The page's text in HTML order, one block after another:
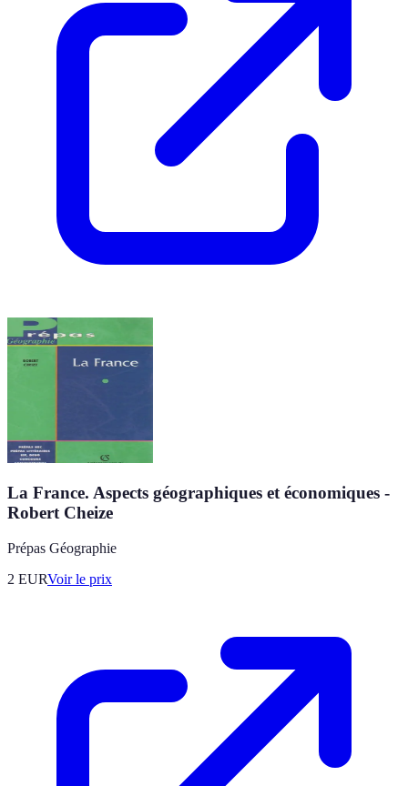
La France. Aspects géographiques et économiques -
Robert Cheize
Prépas Géographie
2 EURVoir le prix